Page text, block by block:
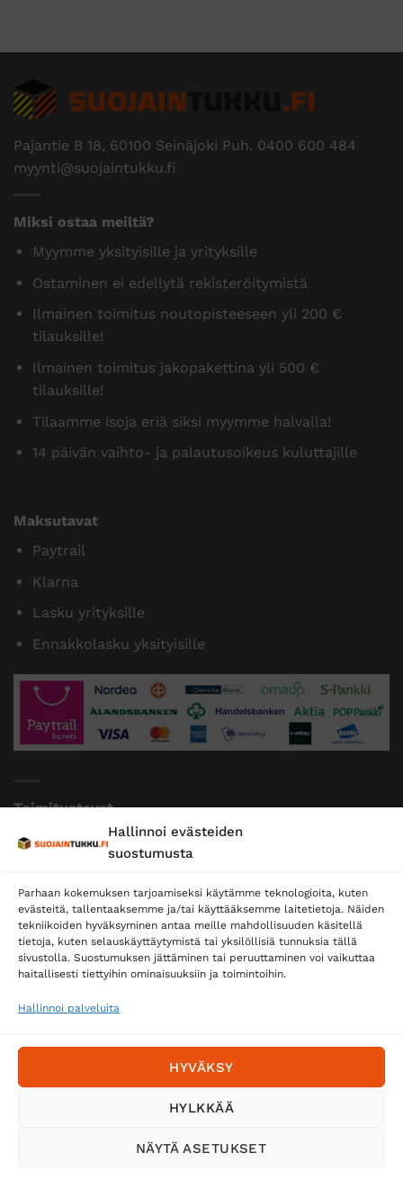
Hallinnoi evästeiden
suostumusta
Parhaan kokemuksen tarjoamiseksi käytämme teknologioita, kuten
evästeitä, tallentaaksemme ja/tai käyttääksemme laitetietoja. Näiden
tekniikoiden hyväksyminen antaa meille mahdollisuuden käsitellä
tietoja, kuten selauskäyttäytymistä tai yksilöllisiä tunnuksia tällä
sivustolla. Suostumuksen jättäminen tai peruuttaminen voi vaikuttaa
haitallisesti tiettyihin ominaisuuksiin ja toimintoihin.
Hallinnoi palveluita
HYVÄKSY
HYLKKÄÄ
NÄYTÄ ASETUKSET
Pajantie B 18, 60100 Seinäjoki Puh. 0400 600 484
myynti@suojaintukku.fi
Miksi ostaa meiltä?
Myymme yksityisille ja yrityksille
Ostaminen ei edellytä rekisteröitymistä
Ilmainen toimitus noutopisteeseen yli 200 €
tilauksille!
Ilmainen toimitus jakopakettina yli 500 €
tilauksille!
Tilaamme isoja eriä siksi myymme halvalla!
14 päivän vaihto- ja palautusoikeus kuluttajille
Maksutavat
Paytrail
Klarna
Lasku yrityksille
Ennakkolasku yksityisille
Toimitustavat
Posti
Postnord
Tilaa uutiskirje ja saat erikoisalennuksia